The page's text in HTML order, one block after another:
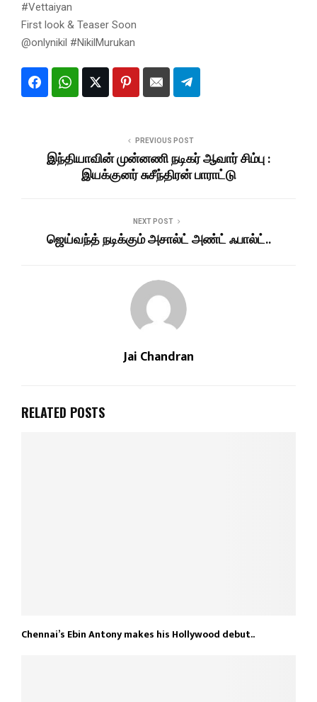
#Vettaiyan
First look & Teaser Soon
@onlynikil #NikilMurukan
PREVIOUS POST
இந்தியாவின் முன்னணி நடிகர் ஆவார் சிம்பு :
இயக்குனர் சுசீந்திரன் பாராட்டு
NEXT POST
ஜெய்வந்த் நடிக்கும் அசால்ட் அண்ட் ஃபால்ட்..
Jai Chandran
RELATED POSTS
Chennai’s Ebin Antony makes his Hollywood debut..